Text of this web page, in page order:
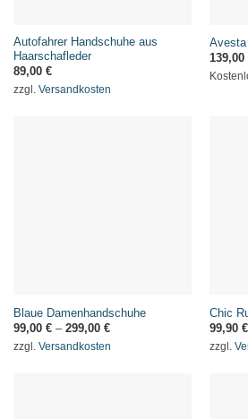
Autofahrer Handschuhe aus
Haarschafleder
89,00 €
zzgl. Versandkosten
Avesta
139,00
Blaue Damenhandschuhe
99,00 €– 299,00 €
zzgl. Versandkosten
Chic
99,90 €
zzgl.